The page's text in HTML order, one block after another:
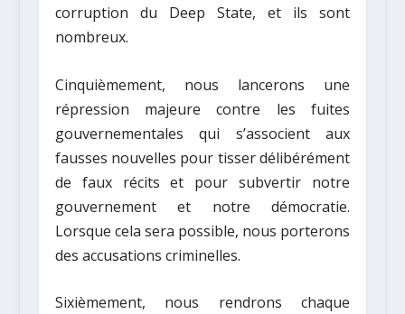
corruption du Deep State, et ils sont
nombreux.
Cinquièmement, nous lancerons une
répression majeure contre les fuites
gouvernementales qui s’associent aux
fausses nouvelles pour tisser délibérément
de faux récits et pour subvertir notre
gouvernement et notre démocratie.
Lorsque cela sera possible, nous porterons
des accusations criminelles.
Sixièmement, nous rendrons chaque